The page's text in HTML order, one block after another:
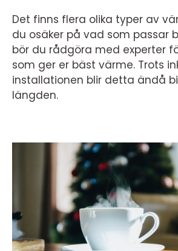
Det finns flera olika typer av
du osäker på vad som passar
bör du rådgöra med experter
som ger er bäst värme. Trots
installationen blir detta ändå
längden.